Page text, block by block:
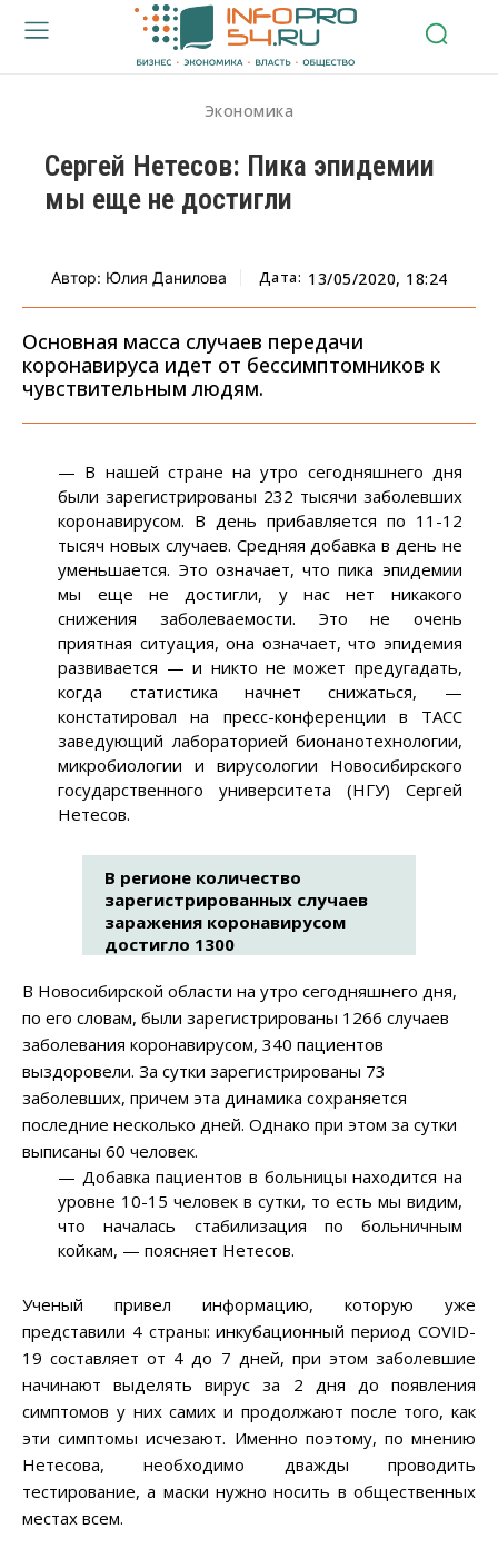
Экономика
Сергей Нетесов: Пика эпидемии
мы еще не достигли
Автор: Юлия Данилова Дата: 13/05/2020, 18:24
Основная масса случаев передачи
коронавируса идет от бессимптомников к
чувствительным людям.
— В нашей стране на утро сегодняшнего дня
были зарегистрированы 232 тысячи заболевших
коронавирусом. В день прибавляется по 11-12
тысяч новых случаев. Средняя добавка в день не
уменьшается. Это означает, что пика эпидемии
мы еще не достигли, у нас нет никакого
снижения заболеваемости. Это не очень
приятная ситуация, она означает, что эпидемия
развивается — и никто не может предугадать,
когда статистика начнет снижаться, —
констатировал на пресс-конференции в ТАСС
заведующий лабораторией бионанотехнологии,
микробиологии и вирусологии Новосибирского
государственного университета (НГУ) Сергей
Нетесов.
В регионе количество
зарегистрированных случаев
заражения коронавирусом
достигло 1300
В Новосибирской области на утро сегодняшнего дня,
по его словам, были зарегистрированы 1266 случаев
заболевания коронавирусом, 340 пациентов
выздоровели. За сутки зарегистрированы 73
заболевших, причем эта динамика сохраняется
последние несколько дней. Однако при этом за сутки
выписаны 60 человек.
— Добавка пациентов в больницы находится на
уровне 10-15 человек в сутки, то есть мы видим,
что началась стабилизация по больничным
койкам, — поясняет Нетесов.
Ученый привел информацию, которую уже
представили 4 страны: инкубационный период COVID-
19 составляет от 4 до 7 дней, при этом заболевшие
начинают выделять вирус за 2 дня до появления
симптомов у них самих и продолжают после того, как
эти симптомы исчезают. Именно поэтому, по мнению
Нетесова, необходимо дважды проводить
тестирование, а маски нужно носить в общественных
местах всем.